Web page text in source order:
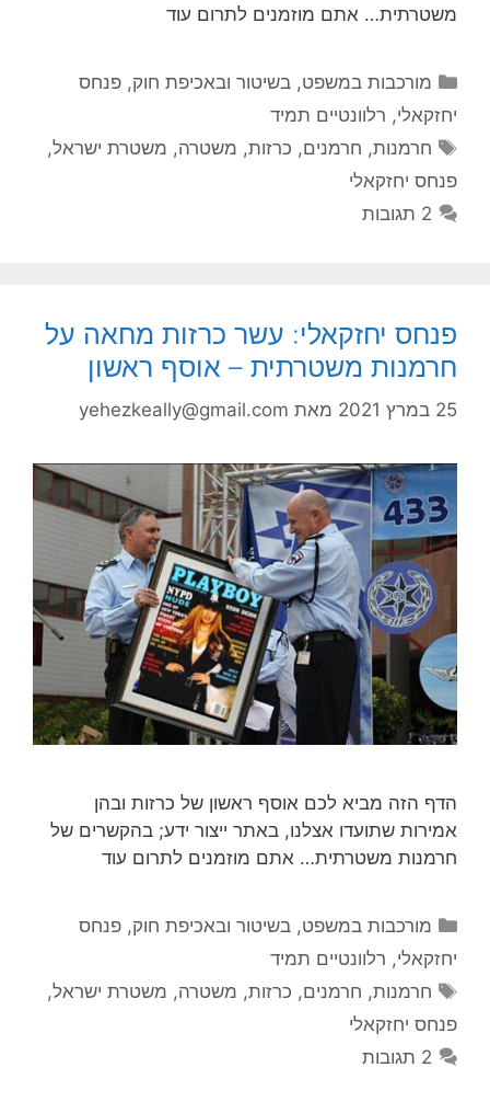
משטרתית… אתם מוזמנים לתרום עוד
קטגוריות
מורכבות במשפט, בשיטור ובאכיפת חוק,פנחס
יחזקאלי, רלוונטיים תמיד
תגיות
חרמנות, חרמנים, כרזות, משטרה, משטרת ישראל,
פנחס יחזקאלי
2 תגובות
פנחס יחזקאלי: עשר כרזות מחאה על
חרמנות משטרתית – אוסף ראשון
25 במרץ 2021 מאת yehezkeally@gmail.com
הדף הזה מביא לכם אוסף ראשון של כרזות ובהן
אמירות שתועדו אצלנו, באתר ייצור ידע; בהקשרים של
חרמנות משטרתית… אתם מוזמנים לתרום עוד
קטגוריות
מורכבות במשפט, בשיטור ובאכיפת חוק,פנחס
יחזקאלי, רלוונטיים תמיד
תגיות
חרמנות, חרמנים, כרזות, משטרה, משטרת ישראל,
פנחס יחזקאלי
2 תגובות